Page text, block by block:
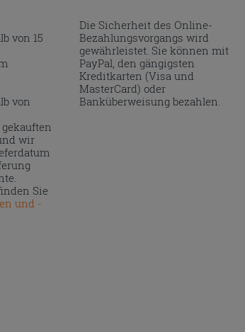
von 15
von
wir
Sie
und -
Die Sicherheit des Online-
Bezahlungsvorgangs wird
gewährleistet. Sie können mit
PayPal, den gängigsten
Kreditkarten (Visa und
MasterCard) oder
Banküberweisung bezahlen.